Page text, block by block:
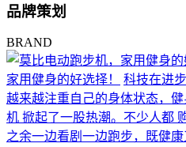
品牌策划
BRAND
家用健身的好选择！
科技在进
越来越注重自己的身体状态，
机 掀起了一股热潮。不少人都
之余一边看剧一边跑步，既健